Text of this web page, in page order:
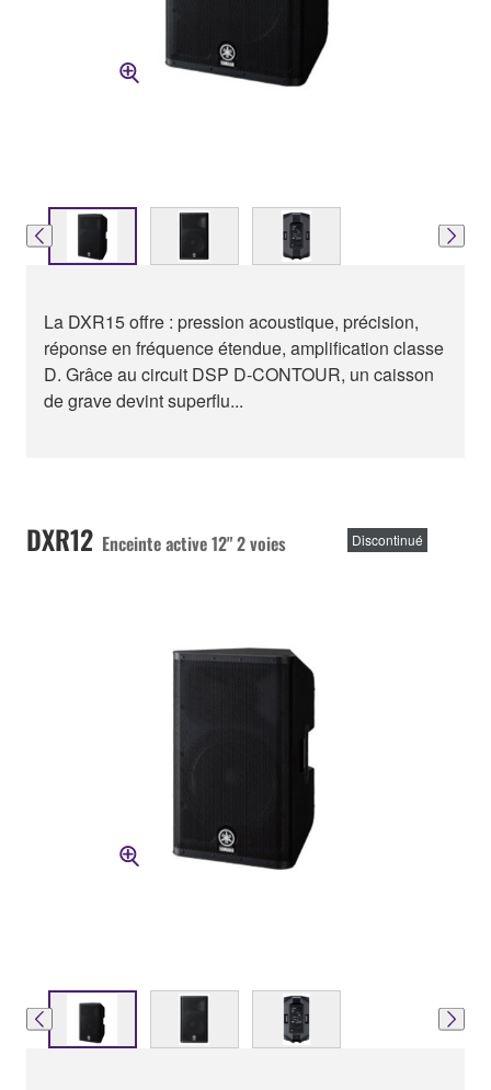
La DXR15 offre : pression acoustique, précision,
réponse en fréquence étendue, amplification classe
D. Grâce au circuit DSP D-CONTOUR, un caisson
de grave devint superflu...
DXR12 Enceinte active 12" 2 voies Discontinué